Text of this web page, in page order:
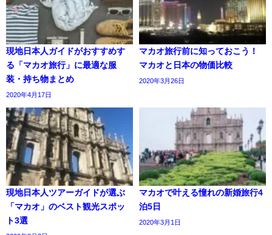
現地日本人ガイドがおすすめす
る「マカオ旅行」に最適な服
装・持ち物まとめ
2020年4月17日
マカオ旅行前に知っておこう！
マカオと日本の物価比較
2020年3月26日
現地日本人ツアーガイドが選ぶ
「マカオ」のベスト観光スポッ
ト3選
マカオで叶える憧れの新婚旅行4
泊5日
2020年3月1日